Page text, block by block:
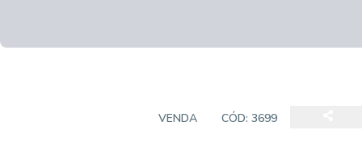
VENDA CÓD: 3699